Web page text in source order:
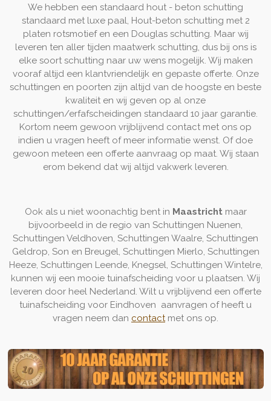
We hebben een standaard hout - beton schutting
standaard met luxe paal, Hout-beton schutting met 2
platen rotsmotief en een Douglas schutting. Maar wij
leveren ten aller tijden maatwerk schutting, dus bij ons is
elke soort schutting naar uw wens mogelijk. Wij maken
vooraf altijd een klantvriendelijk en gepaste offerte. Onze
schuttingen en poorten zijn altijd van de hoogste en beste
kwaliteit en wij geven op al onze
schuttingen/erfafscheidingen standaard 10 jaar garantie.
Kortom neem gewoon vrijblijvend contact met ons op
indien u vragen heeft of meer informatie wenst. Of doe
gewoon meteen een offerte aanvraag op maat. Wij staan
erom bekend dat wij altijd vakwerk leveren.
Ook als u niet woonachtig bent in Maastricht maar
bijvoorbeeld in de regio van Schuttingen Nuenen,
Schuttingen Veldhoven, Schuttingen Waalre, Schuttingen
Geldrop, Son en Breugel, Schuttingen Mierlo, Schuttingen
Heeze, Schuttingen Leende, Knegsel, Schuttingen Wintelre,
kunnen wij een mooie tuinafscheiding voor u plaatsen. Wij
leveren door heel Nederland. Wilt u vrijblijvend een offerte
tuinafscheiding voor Eindhoven aanvragen of heeft u
vragen neem dan contact met ons op.